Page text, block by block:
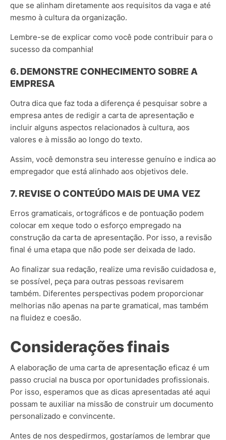
que se alinham diretamente aos requisitos da vaga e até
mesmo à cultura da organização.
Lembre-se de explicar como você pode contribuir para o
sucesso da companhia!
6. DEMONSTRE CONHECIMENTO SOBRE A
EMPRESA
Outra dica que faz toda a diferença é pesquisar sobre a
empresa antes de redigir a carta de apresentação e
incluir alguns aspectos relacionados à cultura, aos
valores e à missão ao longo do texto.
Assim, você demonstra seu interesse genuíno e indica ao
empregador que está alinhado aos objetivos dele.
7. REVISE O CONTEÚDO MAIS DE UMA VEZ
Erros gramaticais, ortográficos e de pontuação podem
colocar em xeque todo o esforço empregado na
construção da carta de apresentação. Por isso, a revisão
final é uma etapa que não pode ser deixada de lado.
Ao finalizar sua redação, realize uma revisão cuidadosa e,
se possível, peça para outras pessoas revisarem
também. Diferentes perspectivas podem proporcionar
melhorias não apenas na parte gramatical, mas também
na fluidez e coesão.
Considerações finais
A elaboração de uma carta de apresentação eficaz é um
passo crucial na busca por oportunidades profissionais.
Por isso, esperamos que as dicas apresentadas até aqui
possam te auxiliar na missão de construir um documento
personalizado e convincente.
Antes de nos despedirmos, gostaríamos de lembrar que